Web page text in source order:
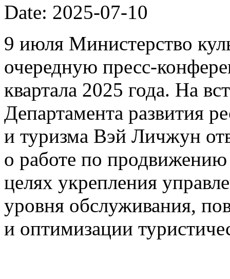
Date: 2025-07-10
9 июля Министерство
очередную пресс-
квартала 2025 года. На
Департамента развития
и туризма Вэй Личжун
о работе по продвижению
целях укрепления
уровня обслуживания,
и оптимизации